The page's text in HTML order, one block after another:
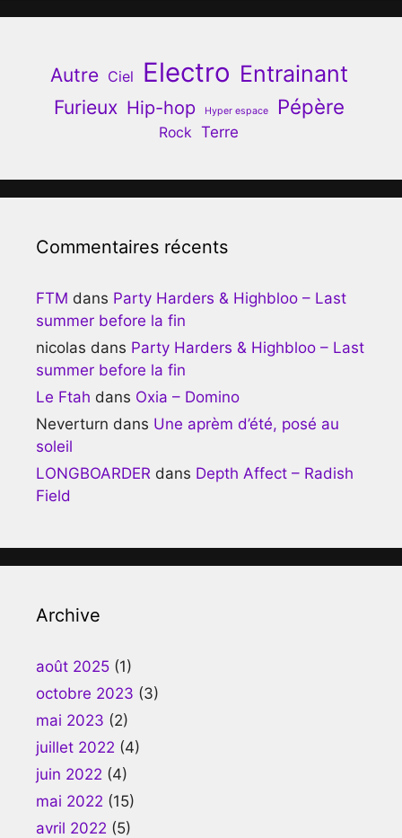
Autre Ciel Electro Entrainant
Furieux Hip-hop Hyper espace Pépère
Rock Terre
Commentaires récents
FTM dans Party Harders & Highbloo – Last
summer before la fin
nicolas dans Party Harders & Highbloo – Last
summer before la fin
Le Ftah dans Oxia – Domino
Neverturn dans Une aprèm d’été, posé au
soleil
LONGBOARDER dans Depth Affect – Radish
Field
Archive
août 2025 (1)
octobre 2023 (3)
mai 2023 (2)
juillet 2022 (4)
juin 2022 (4)
mai 2022 (15)
avril 2022 (5)